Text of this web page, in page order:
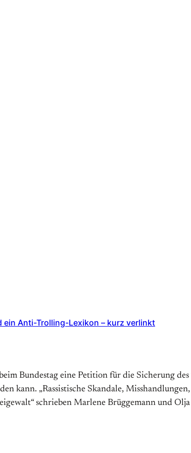
Anti-Trolling-Lexikon – kurz verlinkt
Bundestag eine Petition für die Sicherung
kann. „Rassistische Skandale,
schrieben Marlene Brüggemann und